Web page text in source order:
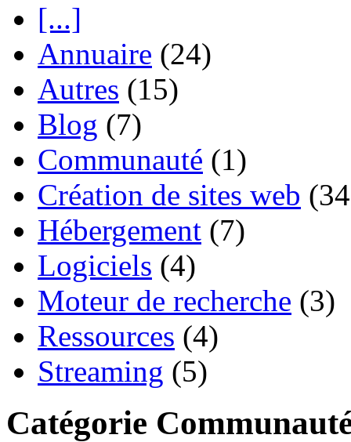
[...]
Annuaire (24)
Autres (15)
Blog (7)
Communauté (1)
Création de sites web
Hébergement (7)
Logiciels (4)
Moteur de recherche (3)
Ressources (4)
Streaming (5)
Catégorie